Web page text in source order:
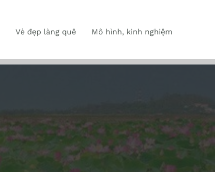
Vẻ đẹp làng quê Mô hình, kinh nghiệm